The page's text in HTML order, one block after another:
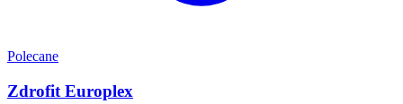
Polecane
Zdrofit Europlex